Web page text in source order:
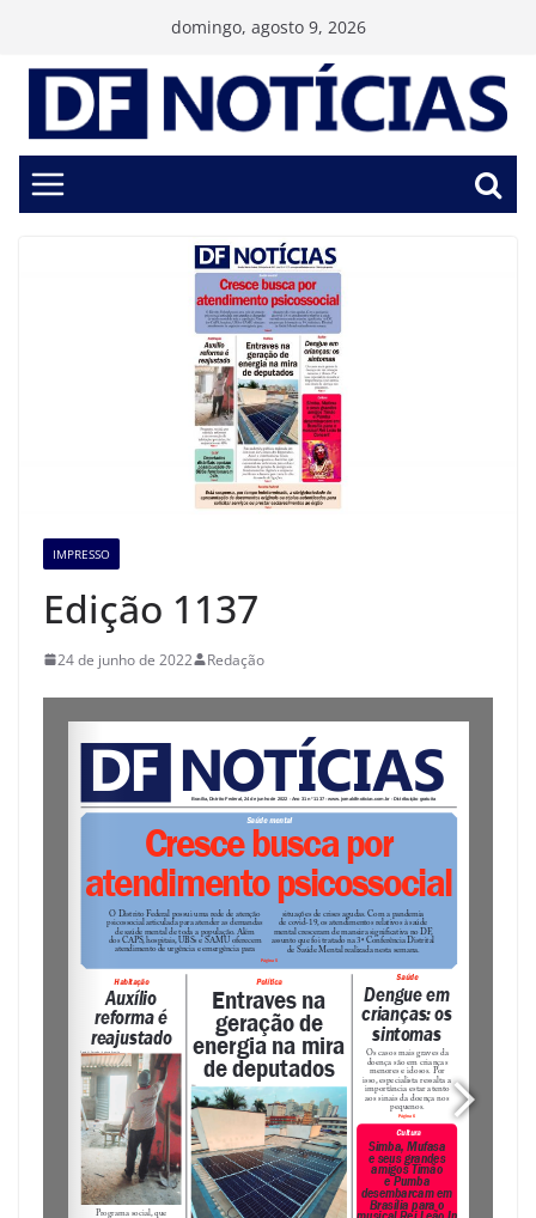
conteúdo
domingo, agosto 9, 2026
IMPRESSO
Edição 1137
24 de junho de 2022 Redação